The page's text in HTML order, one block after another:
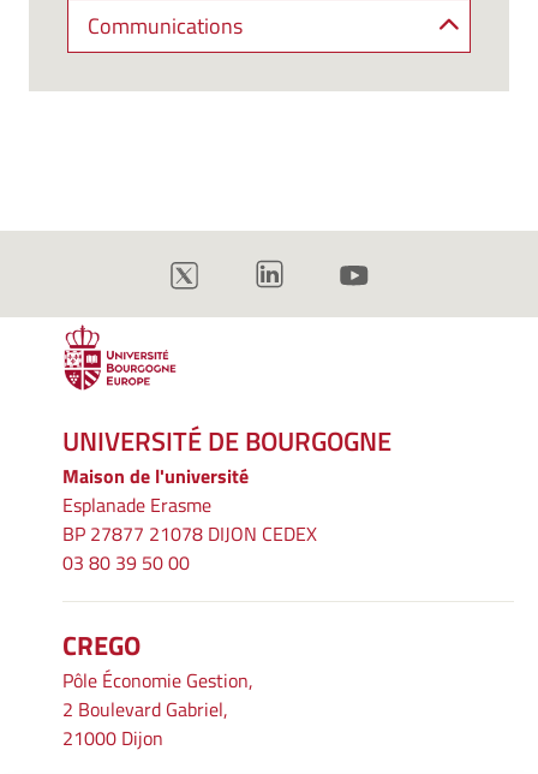
Communications
UNIVERSITÉ DE BOURGOGNE
Maison de l'université
Esplanade Erasme
BP 27877 21078 DIJON CEDEX
03 80 39 50 00
CREGO
Pôle Économie Gestion,
2 Boulevard Gabriel,
21000 Dijon